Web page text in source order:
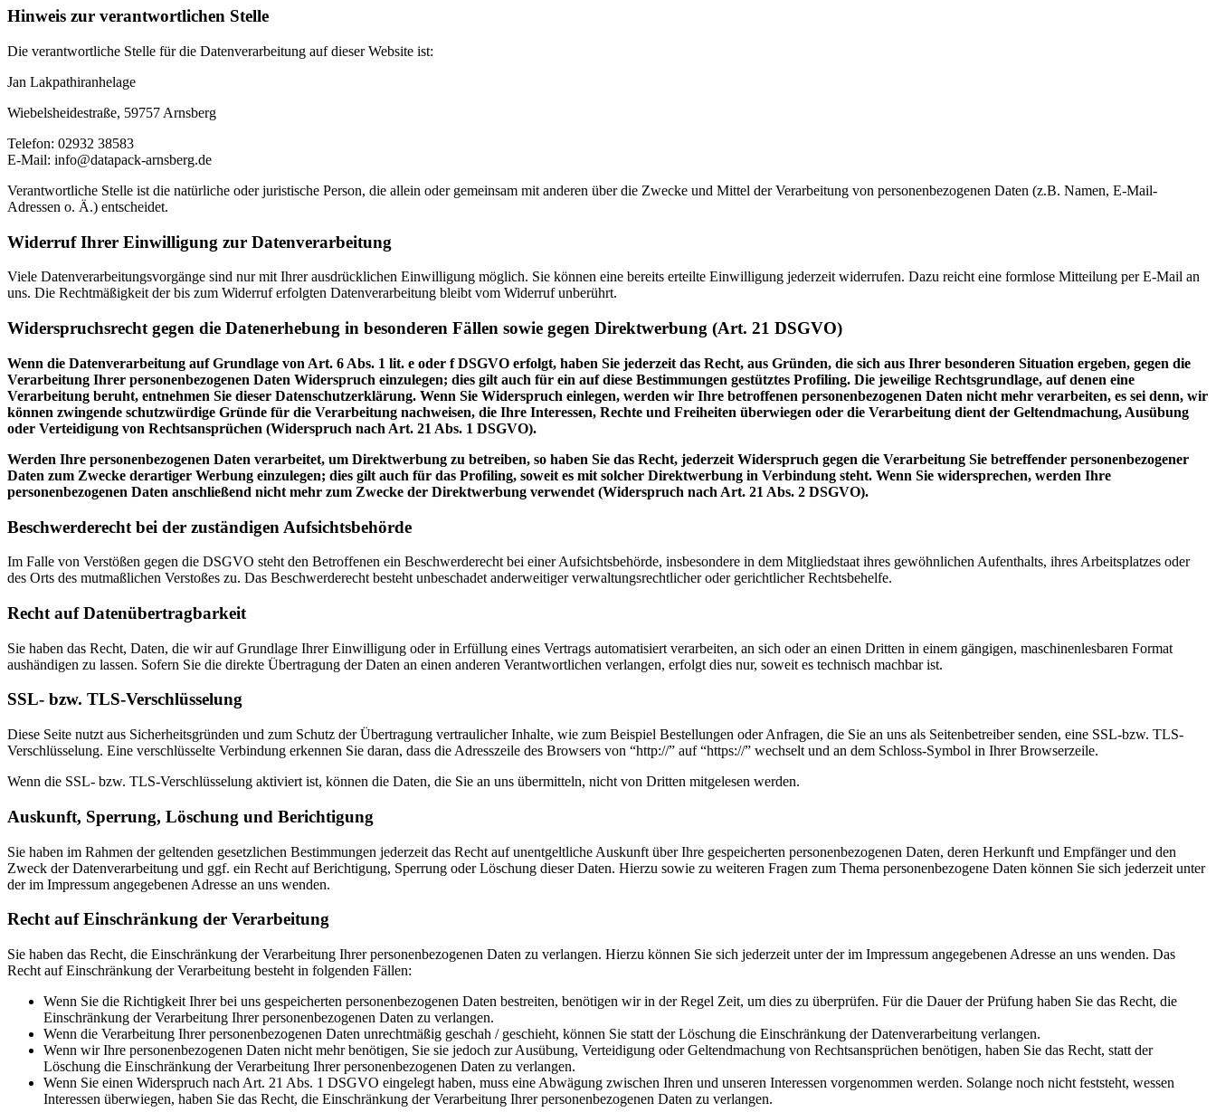
Hinweis zur verantwortlichen Stelle
Die verantwortliche Stelle für die Datenverarbeitung auf dieser Website ist:
Jan Lakpathiranhelage
Wiebelsheidestraße, 59757 Arnsberg
Telefon: 02932 38583
E-Mail: info@datapack-arnsberg.de
Verantwortliche Stelle ist die natürliche oder juristische Person, die allein oder gemeinsam mit anderen über die Zwecke und Mittel der Verarbeitung von personenbezogenen Daten (z.B. Namen, E-Mail-
Adressen o. Ä.) entscheidet.
Widerruf Ihrer Einwilligung zur Datenverarbeitung
Viele Datenverarbeitungsvorgänge sind nur mit Ihrer ausdrücklichen Einwilligung möglich. Sie können eine bereits erteilte Einwilligung jederzeit widerrufen. Dazu reicht eine formlose Mitteilung per E-Mail an
uns. Die Rechtmäßigkeit der bis zum Widerruf erfolgten Datenverarbeitung bleibt vom Widerruf unberührt.
Widerspruchsrecht gegen die Datenerhebung in besonderen Fällen sowie gegen Direktwerbung (Art. 21 DSGVO)
Wenn die Datenverarbeitung auf Grundlage von Art. 6 Abs. 1 lit. e oder f DSGVO erfolgt, haben Sie jederzeit das Recht, aus Gründen, die sich aus Ihrer besonderen Situation ergeben, gegen die
Verarbeitung Ihrer personenbezogenen Daten Widerspruch einzulegen; dies gilt auch für ein auf diese Bestimmungen gestütztes Profiling. Die jeweilige Rechtsgrundlage, auf denen eine
Verarbeitung beruht, entnehmen Sie dieser Datenschutzerklärung. Wenn Sie Widerspruch einlegen, werden wir Ihre betroffenen personenbezogenen Daten nicht mehr verarbeiten, es sei denn, wir
können zwingende schutzwürdige Gründe für die Verarbeitung nachweisen, die Ihre Interessen, Rechte und Freiheiten überwiegen oder die Verarbeitung dient der Geltendmachung, Ausübung
oder Verteidigung von Rechtsansprüchen (Widerspruch nach Art. 21 Abs. 1 DSGVO).
Werden Ihre personenbezogenen Daten verarbeitet, um Direktwerbung zu betreiben, so haben Sie das Recht, jederzeit Widerspruch gegen die Verarbeitung Sie betreffender personenbezogener
Daten zum Zwecke derartiger Werbung einzulegen; dies gilt auch für das Profiling, soweit es mit solcher Direktwerbung in Verbindung steht. Wenn Sie widersprechen, werden Ihre
personenbezogenen Daten anschließend nicht mehr zum Zwecke der Direktwerbung verwendet (Widerspruch nach Art. 21 Abs. 2 DSGVO).
Beschwerderecht bei der zuständigen Aufsichtsbehörde
Im Falle von Verstößen gegen die DSGVO steht den Betroffenen ein Beschwerderecht bei einer Aufsichtsbehörde, insbesondere in dem Mitgliedstaat ihres gewöhnlichen Aufenthalts, ihres Arbeitsplatzes oder
des Orts des mutmaßlichen Verstoßes zu. Das Beschwerderecht besteht unbeschadet anderweitiger verwaltungsrechtlicher oder gerichtlicher Rechtsbehelfe.
Recht auf Datenübertragbarkeit
Sie haben das Recht, Daten, die wir auf Grundlage Ihrer Einwilligung oder in Erfüllung eines Vertrags automatisiert verarbeiten, an sich oder an einen Dritten in einem gängigen, maschinenlesbaren Format
aushändigen zu lassen. Sofern Sie die direkte Übertragung der Daten an einen anderen Verantwortlichen verlangen, erfolgt dies nur, soweit es technisch machbar ist.
SSL- bzw. TLS-Verschlüsselung
Diese Seite nutzt aus Sicherheitsgründen und zum Schutz der Übertragung vertraulicher Inhalte, wie zum Beispiel Bestellungen oder Anfragen, die Sie an uns als Seitenbetreiber senden, eine SSL-bzw. TLS-
Verschlüsselung. Eine verschlüsselte Verbindung erkennen Sie daran, dass die Adresszeile des Browsers von “http://” auf “https://” wechselt und an dem Schloss-Symbol in Ihrer Browserzeile.
Wenn die SSL- bzw. TLS-Verschlüsselung aktiviert ist, können die Daten, die Sie an uns übermitteln, nicht von Dritten mitgelesen werden.
Auskunft, Sperrung, Löschung und Berichtigung
Sie haben im Rahmen der geltenden gesetzlichen Bestimmungen jederzeit das Recht auf unentgeltliche Auskunft über Ihre gespeicherten personenbezogenen Daten, deren Herkunft und Empfänger und den
Zweck der Datenverarbeitung und ggf. ein Recht auf Berichtigung, Sperrung oder Löschung dieser Daten. Hierzu sowie zu weiteren Fragen zum Thema personenbezogene Daten können Sie sich jederzeit unter
der im Impressum angegebenen Adresse an uns wenden.
Recht auf Einschränkung der Verarbeitung
Sie haben das Recht, die Einschränkung der Verarbeitung Ihrer personenbezogenen Daten zu verlangen. Hierzu können Sie sich jederzeit unter der im Impressum angegebenen Adresse an uns wenden. Das
Recht auf Einschränkung der Verarbeitung besteht in folgenden Fällen:
Wenn Sie die Richtigkeit Ihrer bei uns gespeicherten personenbezogenen Daten bestreiten, benötigen wir in der Regel Zeit, um dies zu überprüfen. Für die Dauer der Prüfung haben Sie das Recht, die
Einschränkung der Verarbeitung Ihrer personenbezogenen Daten zu verlangen.
Wenn die Verarbeitung Ihrer personenbezogenen Daten unrechtmäßig geschah / geschieht, können Sie statt der Löschung die Einschränkung der Datenverarbeitung verlangen.
Wenn wir Ihre personenbezogenen Daten nicht mehr benötigen, Sie sie jedoch zur Ausübung, Verteidigung oder Geltendmachung von Rechtsansprüchen benötigen, haben Sie das Recht, statt der
Löschung die Einschränkung der Verarbeitung Ihrer personenbezogenen Daten zu verlangen.
Wenn Sie einen Widerspruch nach Art. 21 Abs. 1 DSGVO eingelegt haben, muss eine Abwägung zwischen Ihren und unseren Interessen vorgenommen werden. Solange noch nicht feststeht, wessen
Interessen überwiegen, haben Sie das Recht, die Einschränkung der Verarbeitung Ihrer personenbezogenen Daten zu verlangen.